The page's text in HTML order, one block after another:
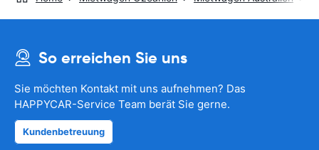
So erreichen Sie uns
Sie möchten Kontakt mit uns aufnehmen? Das
HAPPYCAR-Service Team berät Sie gerne.
Kundenbetreuung